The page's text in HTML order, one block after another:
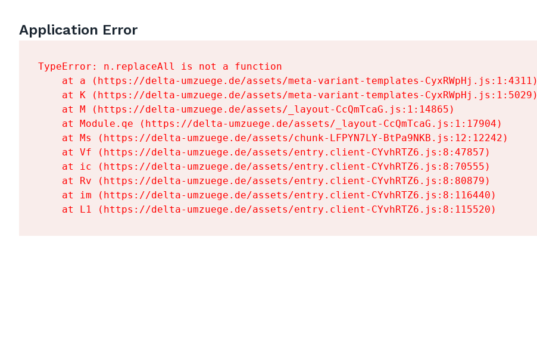
Application Error
TypeError: n.replaceAll is not a function
    at a (https://delta-umzuege.de/assets/meta-variant-templates-CyxRWpHj.js:1:4311)
    at K (https://delta-umzuege.de/assets/meta-variant-templates-CyxRWpHj.js:1:5029)
    at M (https://delta-umzuege.de/assets/_layout-CcQmTcaG.js:1:14865)
    at Module.qe (https://delta-umzuege.de/assets/_layout-CcQmTcaG.js:1:17904)
    at Ms (https://delta-umzuege.de/assets/chunk-LFPYN7LY-BtPa9NKB.js:12:12242)
    at Vf (https://delta-umzuege.de/assets/entry.client-CYvhRTZ6.js:8:47857)
    at ic (https://delta-umzuege.de/assets/entry.client-CYvhRTZ6.js:8:70555)
    at Rv (https://delta-umzuege.de/assets/entry.client-CYvhRTZ6.js:8:80879)
    at im (https://delta-umzuege.de/assets/entry.client-CYvhRTZ6.js:8:116440)
    at L1 (https://delta-umzuege.de/assets/entry.client-CYvhRTZ6.js:8:115520)